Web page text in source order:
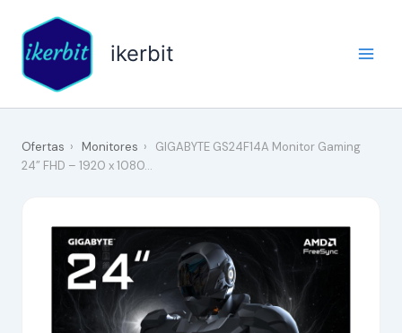
contenido
ikerbit
Ofertas › Monitores ›
GIGABYTE GS24F14A Monitor Gaming
24” FHD – 1920 x 1080…